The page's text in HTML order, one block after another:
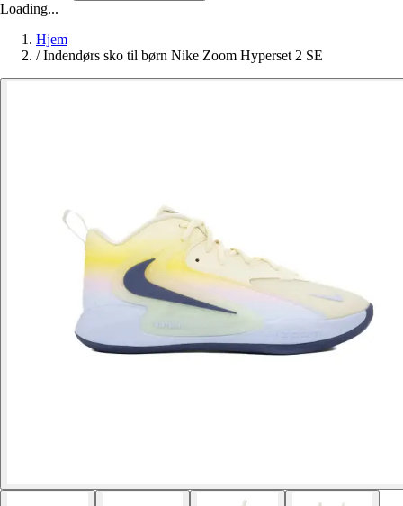
Loading...
Hjem
/ Indendørs sko til børn Nike Zoom Hyperset 2 SE